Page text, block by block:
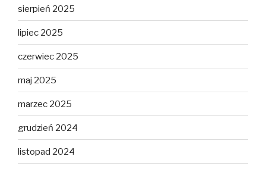
sierpień 2025
lipiec 2025
czerwiec 2025
maj 2025
marzec 2025
grudzień 2024
listopad 2024